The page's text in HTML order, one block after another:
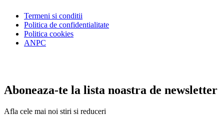
Termeni si conditii
Politica de confidentialitate
Politica cookies
ANPC
Aboneaza-te la lista noastra de newsletter
Afla cele mai noi stiri si reduceri